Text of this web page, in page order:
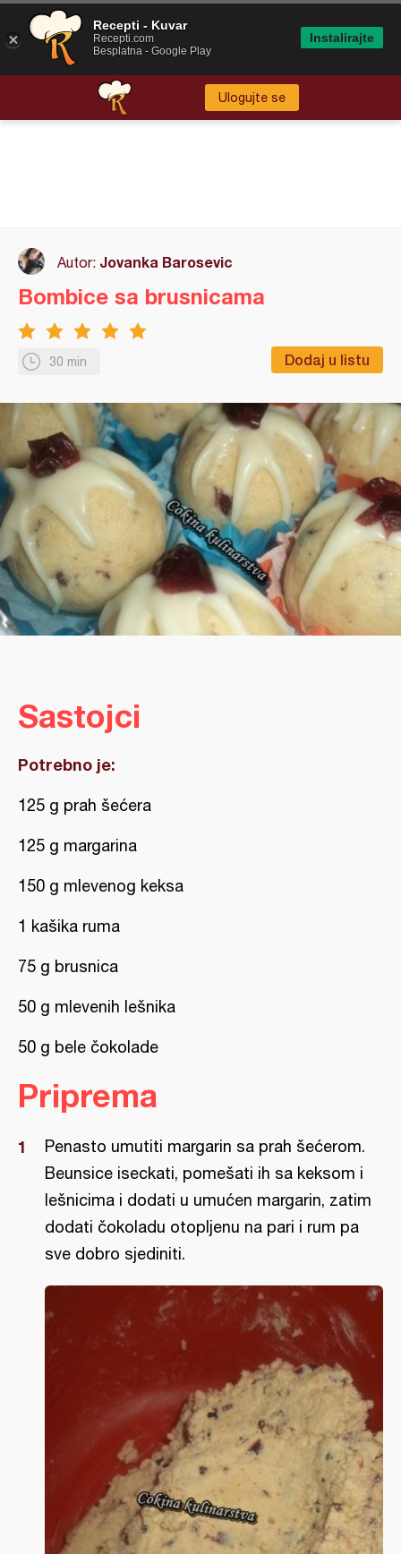
Ulogujte se
Autor: Jovanka Barosevic
30 min Dodaj u listu
Bombice sa brusnicama
Sastojci
Potrebno je:
125 g prah šećera
125 g margarina
150 g mlevenog keksa
1 kašika ruma
75 g brusnica
50 g mlevenih lešnika
50 g bele čokolade
Priprema
Penasto umutiti margarin sa prah šećerom.
Beunsice iseckati, pomešati ih sa keksom i
lešnicima i dodati u umućen margarin, zatim
dodati čokoladu otopljenu na pari i rum pa
sve dobro sjediniti.
Recepti - Kuvar
Recepti.com
Besplatna - Google Play
Instalirajte